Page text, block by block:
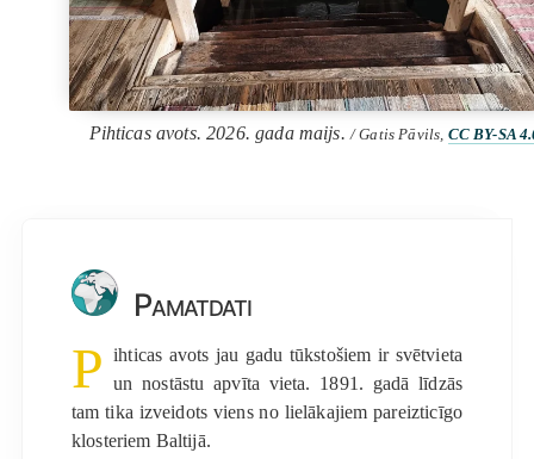
Pihticas avots. 2026. gada maijs. / Gatis Pāvils, CC BY-SA
Pamatdati
P ihticas avots jau gadu tūkstošiem ir svētvieta
un nostāstu apvīta vieta. 1891. gadā līdzās
tam tika izveidots viens no lielākajiem pareizticīgo
klosteriem Baltijā.